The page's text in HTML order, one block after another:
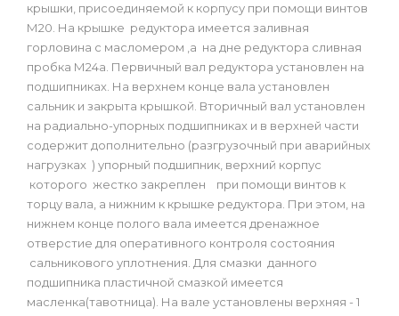
крышки, присоединяемой к корпусу при помощи винтов
М20. На крышке редуктора имеется заливная
горловина с масломером ,а на дне редуктора сливная
пробка М24а. Первичный вал редуктора установлен на
подшипниках. На верхнем конце вала установлен
сальник и закрыта крышкой. Вторичный вал установлен
на радиально-упорных подшипниках и в верхней части
содержит дополнительно (разгрузочный при аварийных
нагрузках ) упорный подшипник, верхний корпус
которого жестко закреплен при помощи винтов к
торцу вала, а нижним к крышке редуктора. При этом, на
нижнем конце полого вала имеется дренажное
отверстие для оперативного контроля состояния
сальникового уплотнения. Для смазки данного
подшипника пластичной смазкой имеется
масленка(тавотница). На вале установлены верхняя - 1